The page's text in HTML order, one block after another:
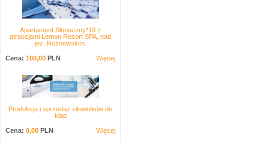
Apartament Słoneczny*19 z
atrakcjami Lemon Resort SPA, nad
jez. Rożnowskim.
Cena: 100,00 PLN Więcej
Produkcja i sprzedaż siłowników do
klap
Cena: 0,00 PLN Więcej